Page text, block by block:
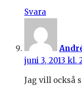
Svara
juni 3, 2013 kl.
Jag vill också